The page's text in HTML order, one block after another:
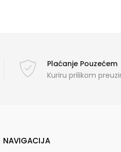
Plaćanje Pouzećem
Kuriru prilikom
NAVIGACIJA